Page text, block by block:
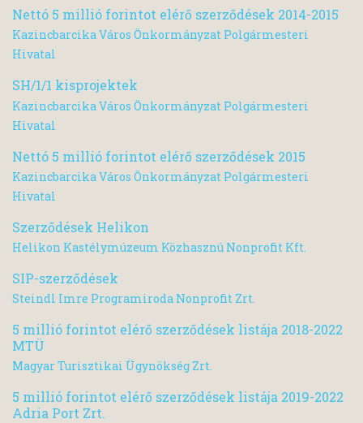
Nettó 5 millió forintot elérő szerződések 2014-2015
Kazincbarcika Város Önkormányzat Polgármesteri
Hivatal
SH/1/1 kisprojektek
Kazincbarcika Város Önkormányzat Polgármesteri
Hivatal
Nettó 5 millió forintot elérő szerződések 2015
Kazincbarcika Város Önkormányzat Polgármesteri
Hivatal
Szerződések Helikon
Helikon Kastélymúzeum Közhasznú Nonprofit Kft.
SIP-szerződések
Steindl Imre Programiroda Nonprofit Zrt.
5 millió forintot elérő szerződések listája 2018-2022
MTÜ
Magyar Turisztikai Ügynökség Zrt.
5 millió forintot elérő szerződések listája 2019-2022
Adria Port Zrt.